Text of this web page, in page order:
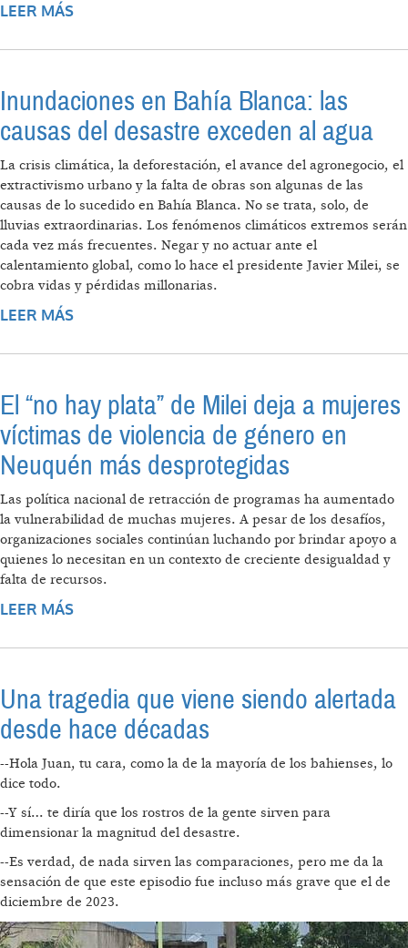
LEER MÁS
COBERTURA
Inundaciones en Bahía Blanca: las
causas del desastre exceden al agua
La crisis climática, la deforestación, el avance del agronegocio, el
extractivismo urbano y la falta de obras son algunas de las
causas de lo sucedido en Bahía Blanca. No se trata, solo, de
lluvias extraordinarias. Los fenómenos climáticos extremos serán
cada vez más frecuentes. Negar y no actuar ante el
calentamiento global, como lo hace el presidente Javier Milei, se
cobra vidas y pérdidas millonarias.
LEER MÁS
AGUA
El “no hay plata” de Milei deja a mujeres
víctimas de violencia de género en
Neuquén más desprotegidas
Las política nacional de retracción de programas ha aumentado
la vulnerabilidad de muchas mujeres. A pesar de los desafíos,
organizaciones sociales continúan luchando por brindar apoyo a
quienes lo necesitan en un contexto de creciente desigualdad y
falta de recursos.
LEER MÁS
GÉNERO EN NEUQUÉN MÁS
Una tragedia que viene siendo alertada
desde hace décadas
--Hola Juan, tu cara, como la de la mayoría de los bahienses, lo
dice todo.
--Y sí… te diría que los rostros de la gente sirven para
dimensionar la magnitud del desastre.
--Es verdad, de nada sirven las comparaciones, pero me da la
sensación de que este episodio fue incluso más grave que el de
diciembre de 2023.